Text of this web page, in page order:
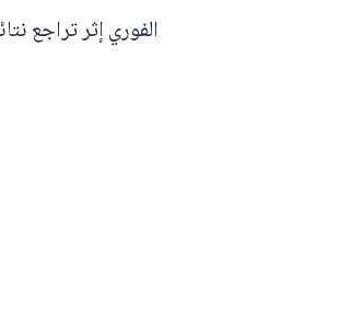
الفوري إثر تراجع